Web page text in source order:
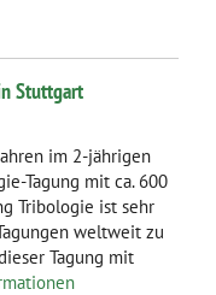
Stuttgart
im 2-jährigen
Tagung mit ca. 600
Tribologie ist sehr
weltweit zu
Tagung mit